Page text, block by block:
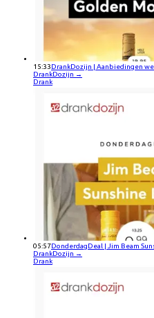
15:33DrankDozijn | Aanbiedingen
DrankDozijn →
Drank
05:57DonderdagDeal | Jim Beam
DrankDozijn →
Drank